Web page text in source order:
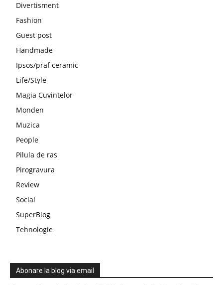
Divertisment
Fashion
Guest post
Handmade
Ipsos/praf ceramic
Life/Style
Magia Cuvintelor
Monden
Muzica
People
Pilula de ras
Pirogravura
Review
Social
SuperBlog
Tehnologie
Abonare la blog via email